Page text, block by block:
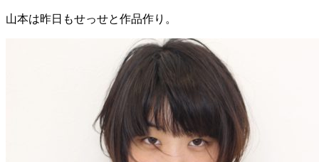
山本は昨日もせっせと作品作り。